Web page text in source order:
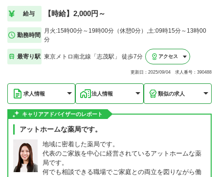
給与 【時給】2,000円～
勤務時間
月火:15時00分～19時00分（休憩0分）,土:09時15分～13時00
分
最寄り駅 東京メトロ南北線「志茂駅」 徒歩7分 アクセス
更新日：2025/09/04 求人番号：390488
求人情報 法人情報 類似の求人
キャリアアドバイザーのレポート
アットホームな薬局です。
地域に密着した薬局です。
代表のご家族を中心に経営されているアットホームな薬
局です。
何でも相談できる職場でご家庭との両立を図りながら働